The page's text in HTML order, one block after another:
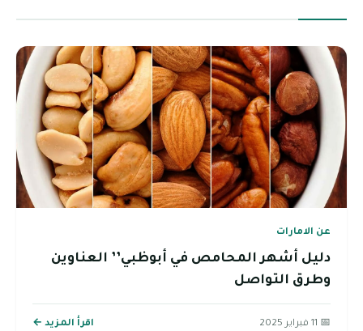
عن الامارات
دليل أشهر المحامص في أبوظبي’’ العناوين
وطرق التواصل
📅 11 فبراير 2025 اقرأ المزيد ←